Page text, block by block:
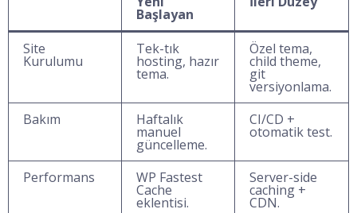
Başlayan
Site
Kurulumu
Tek-tık
hosting, hazır
tema.
Özel tema,
child theme,
git
versiyonlama.
Bakım
Haftalık
manuel
güncelleme.
CI/CD +
otomatik test.
Performans WP Fastest
Cache
eklentisi.
Server-side
caching +
CDN.